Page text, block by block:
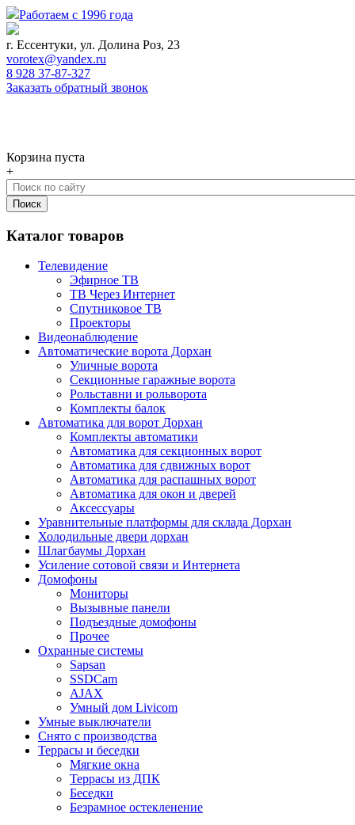
Работаем с 1996 года
г. Ессентуки, ул. Долина Роз, 23
vorotex@yandex.ru
8 928 37-87-327
Заказать обратный звонок
Корзина пуста
+
Каталог товаров
Телевидение
Эфирное ТВ
ТВ Через Интернет
Спутниковое ТВ
Проекторы
Видеонаблюдение
Автоматические ворота Дорхан
Уличные ворота
Секционные гаражные ворота
Рольставни и рольворота
Комплекты балок
Автоматика для ворот Дорхан
Комплекты автоматики
Автоматика для секционных ворот
Автоматика для сдвижных ворот
Автоматика для распашных ворот
Автоматика для окон и дверей
Аксессуары
Уравнительные платформы для склада Дорхан
Холодильные двери дорхан
Шлагбаумы Дорхан
Усиление сотовой связи и Интернета
Домофоны
Мониторы
Вызывные панели
Подъездные домофоны
Прочее
Охранные системы
Sapsan
SSDCam
AJAX
Умный дом Livicom
Умные выключатели
Снято с производства
Террасы и беседки
Мягкие окна
Террасы из ДПК
Беседки
Безрамное остекленение